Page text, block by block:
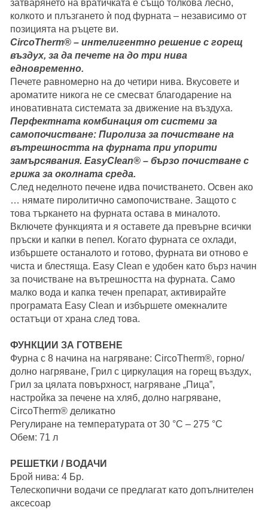
затварянето на вратичката е също толкова лесно,
колкото и плъзгането ѝ под фурната – независимо от
позицията на ръцете ви.
CircoTherm® – интелигентно решение с горещ
въздух, за да печете на до три нива
едновременно.
Печете равномерно на до четири нива. Вкусовете и
ароматите никога не се смесват благодарение на
иновативната системата за движение на въздуха.
Перфектната комбинация от системи за
самопочистване: Пиролиза за почистване на
вътрешността на фурната при упорити
замърсявания. EasyClean® – бързо почистване с
грижа за околната среда.
След неделното печене идва почистването. Освен ако
… нямате пиролитично самопочистване. Защото с
това търкането на фурната остава в миналото.
Включете функцията и я оставете да превърне всички
пръски и капки в пепел. Когато фурната се охлади,
избършете останалото и готово, фурната ви отново е
чиста и блестяща. Easy Clean е удобен като бърз начин
за почистване на вътрешността на фурната. Само
малко вода и капка течен препарат, активирайте
програмата Easy Clean и избършете омекналите
остатъци от храна след това.
ФУНКЦИИ ЗА ГОТВЕНЕ
Фурна с 8 начина на нагряване: CircoTherm®, горно/
долно нагряване, Грил с циркулация на горещ въздух,
Грил за цялата повърхност, нагряване „Пица”,
настройка за печене на хляб, долно нагряване,
CircoTherm® деликатно
Регулиране на температурата от 30 °C – 275 °C
Обем: 71 л
РЕШЕТКИ / ВОДАЧИ
Брой нива: 4 Бр.
Телескопични водачи се предлагат като допълнителен
аксесоар